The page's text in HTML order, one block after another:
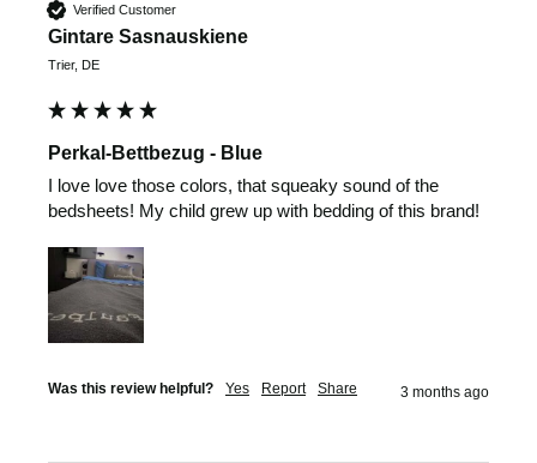
Verified Customer
Gintare Sasnauskiene
Trier, DE
Perkal-Bettbezug - Blue
I love love those colors, that squeaky sound of the
bedsheets! My child grew up with bedding of this brand!
Was this review helpful? Yes Report Share 3 months ago